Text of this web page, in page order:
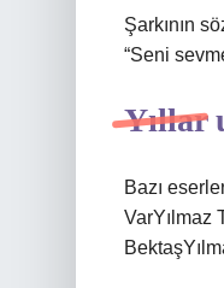
Şarkının
“Seni
Yıllar
Bazı
VarYılmaz